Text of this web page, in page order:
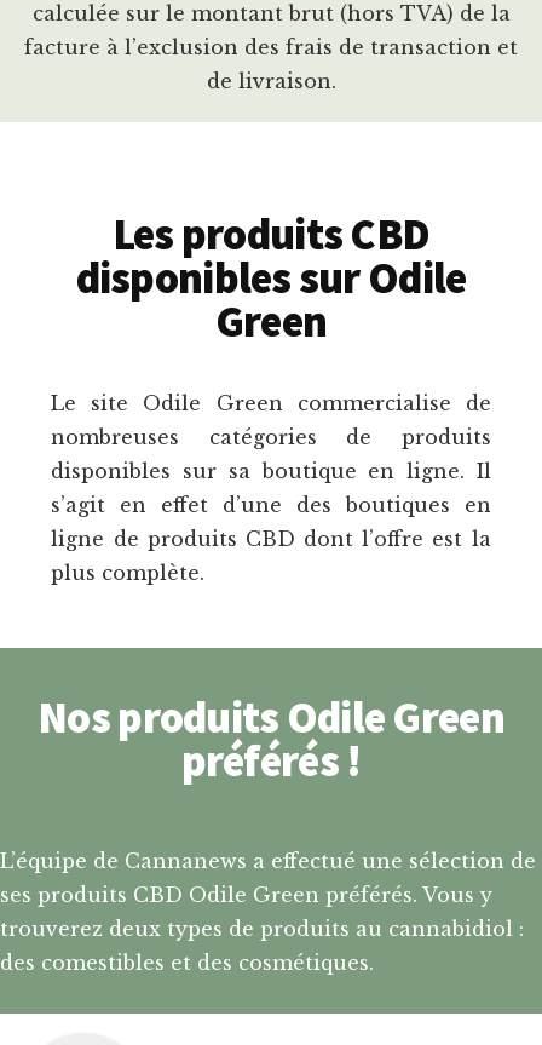
calculée sur le montant brut (hors TVA) de la
facture à l’exclusion des frais de transaction et
de livraison.
Les produits CBD
disponibles sur Odile
Green
Le site Odile Green commercialise de
nombreuses catégories de produits
disponibles sur sa boutique en ligne. Il
s’agit en effet d’une des boutiques en
ligne de produits CBD dont l’offre est la
plus complète.
Nos produits Odile Green
préférés !
L’équipe de Cannanews a effectué une sélection de
ses produits CBD Odile Green préférés. Vous y
trouverez deux types de produits au cannabidiol :
des comestibles et des cosmétiques.